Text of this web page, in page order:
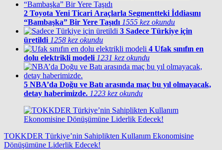
2 Toyota Yeni Ticari Araçlarla Segmentteki İddiasını
“Bambaşka” Bir Yere Taşıdı 1555 kez okundu
3 Sadece Türkiye için
üretildi 1258 kez okundu
4 Ufak sınıfın en
dolu elektrikli modeli 1231 kez okundu
5 NBA’da Doğu ve Batı arasında maç bu yıl olmayacak,
detay haberimizde. 1223 kez okundu
TOKKDER Türkiye’nin Sahiplikten Kullanım Ekonomisine
Dönüşümüne Liderlik Edecek!